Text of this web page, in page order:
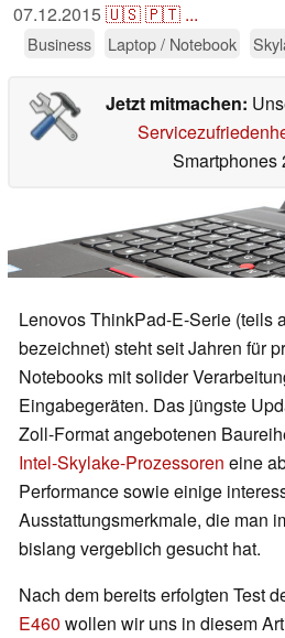
07.12.2015🇺🇸🇵🇹 ...
Business Laptop / Notebook
Jetzt mitmachen:
Smartphones
Lenovos ThinkPad-E-Serie (teils
bezeichnet) steht seit Jahren für
Notebooks mit solider
Eingabegeräten. Das jüngste
Zoll-Format angebotenen
Intel-Skylake-Prozessoren eine
Performance sowie einige
Ausstattungsmerkmale, die man
bislang vergeblich gesucht hat.
Nach dem bereits erfolgten Test
E460 wollen wir uns in diesem